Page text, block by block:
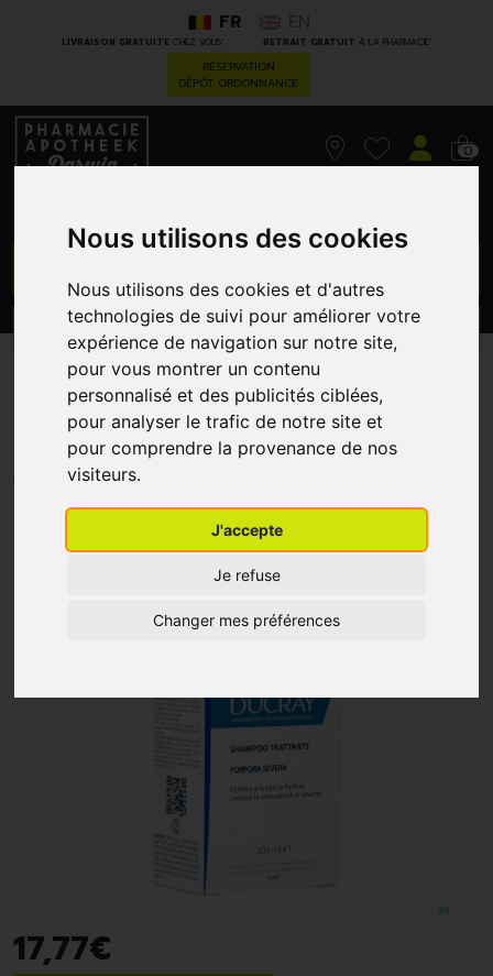
Nous utilisons des cookies
Nous utilisons des cookies et d'autres
technologies de suivi pour améliorer votre
expérience de navigation sur notre site,
pour vous montrer un contenu
personnalisé et des publicités ciblées,
pour analyser le trafic de notre site et
pour comprendre la provenance de nos
visiteurs.
J'accepte
Je refuse
Changer mes préférences
LIVRAISON GRATUITECHEZ VOUS* RETRAIT GRATUIT À LA PHARMACIE*
FR
RÉSERVATION
DÉPÔT ORDONNANCE
0
CATÉGORIES PROMOS
Kelual Ds Shampooing 100
PIERRE FABRE - DUCRAY
17,77€